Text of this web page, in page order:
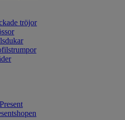
tröjor